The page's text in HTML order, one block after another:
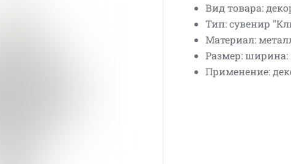
Вид товара:
Тип: сувенир
Материал:
Размер: ширина:
Применение: